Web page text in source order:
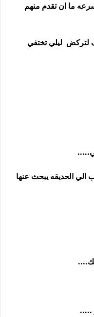
ما ان تقدم منهم
لتركض ليلي تختفي
الحديقه يبحث عنها
.....